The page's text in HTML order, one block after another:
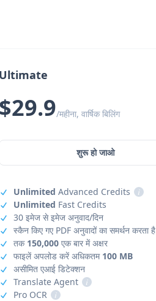
Ultimate
$29.9/महीना, वार्षिक बिलिंग
शुरू हो जाओ
Unlimited Advanced Credits
i
Unlimited Fast Credits
30 इमेज से इमेज अनुवाद/दिन
स्कैन किए गए PDF अनुवादों का समर्थन करता है
तक 150,000एक बार में अक्षर
फाइलें अपलोड करें अधिकतम 100 MB
असीमित एआई डिटेक्शन
Translate Agent
i
Pro OCR
i